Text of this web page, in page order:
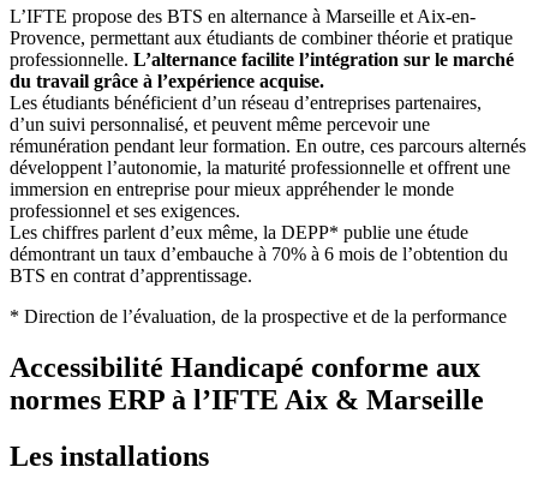
L’IFTE propose des BTS en alternance à Marseille et Aix-en-
Provence, permettant aux étudiants de combiner théorie et pratique
professionnelle. L’alternance facilite l’intégration sur le marché
du travail grâce à l’expérience acquise.
Les étudiants bénéficient d’un réseau d’entreprises partenaires,
d’un suivi personnalisé, et peuvent même percevoir une
rémunération pendant leur formation. En outre, ces parcours alternés
développent l’autonomie, la maturité professionnelle et offrent une
immersion en entreprise pour mieux appréhender le monde
professionnel et ses exigences.
Les chiffres parlent d’eux même, la DEPP* publie une étude
démontrant un taux d’embauche à 70% à 6 mois de l’obtention du
BTS en contrat d’apprentissage.
* Direction de l’évaluation, de la prospective et de la performance
Accessibilité Handicapé conforme aux
normes ERP à l’IFTE Aix & Marseille
Les installations